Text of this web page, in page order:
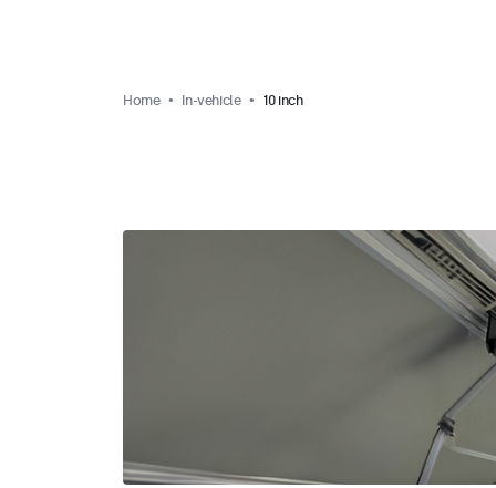
Home In-vehicle 10 inch